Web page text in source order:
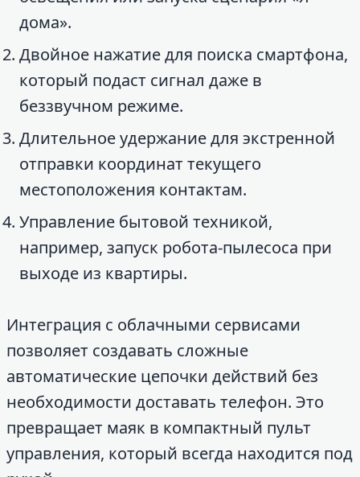
дома».
Двойное нажатие для поиска смартфона,
который подаст сигнал даже в
беззвучном режиме.
Длительное удержание для экстренной
отправки координат текущего
местоположения контактам.
Управление бытовой техникой,
например, запуск робота-пылесоса при
выходе из квартиры.
Интеграция с облачными сервисами
позволяет создавать сложные
автоматические цепочки действий без
необходимости доставать телефон. Это
превращает маяк в компактный пульт
управления, который всегда находится под